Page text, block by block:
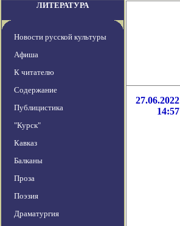
ЛИТЕРАТУРА
Новости русской культуры
Афиша
К читателю
Содержание
Публицистика
"Курск"
Кавказ
Балканы
Проза
Поэзия
Драматургия
27.06.2022
14:57